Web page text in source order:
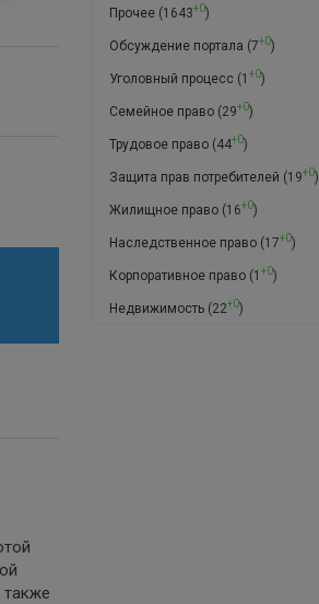
также
Прочее(1643+0)
Обсуждение портала (7+0)
Уголовный процесс (1 +0)
Семейное право(29+0)
Трудовое право(44+0)
Защита прав потребителей (19+0)
Жилищное право(16+0)
Наследственное право(17+0)
Корпоративное право(1 +0)
Недвижимость(22+0)